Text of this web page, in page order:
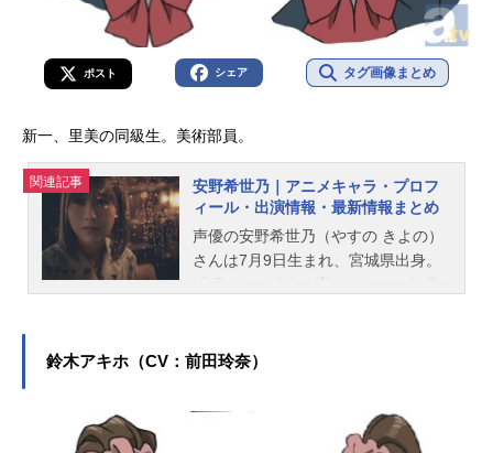
ポスト シェア タグ画像まとめ
新一、里美の同級生。美術部員。
関連記事
安野希世乃｜アニメキャラ・プロフ
ィール・出演情報・最新情報まとめ
声優の安野希世乃（やすの きよの）
さんは7月9日生まれ、宮城県出身。
キャラクターを演じています。こち
鈴木アキホ（CV：前田玲奈）